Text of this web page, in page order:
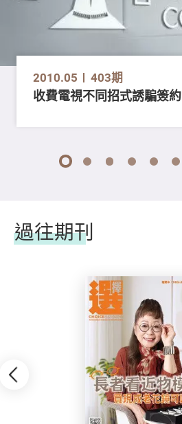
2010.05 403期
收費電視不同招式誘騙簽約
1 2 3 4 5 6
過往期刊